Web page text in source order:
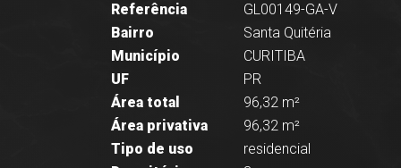
Referência
GL00149-GA-V
Bairro
Santa Quitéria
Município
CURITIBA
UF
PR
Área total
96,32 m²
Área privativa
96,32 m²
Tipo de uso
residencial